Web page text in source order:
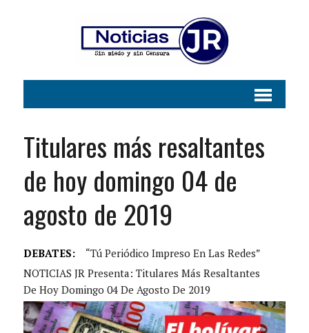
Titulares más resaltantes
de hoy domingo 04 de
agosto de 2019
DEBATES:
“Tú Periódico Impreso En Las Redes”
NOTICIAS JR Presenta: Titulares Más Resaltantes
De Hoy Domingo 04 De Agosto De 2019